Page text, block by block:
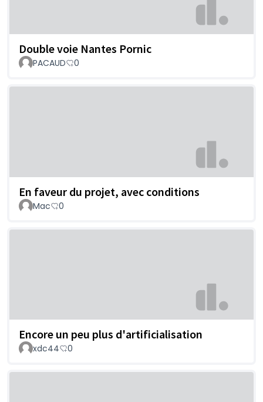
Double voie Nantes Pornic
PACAUD 0
En faveur du projet, avec conditions
Mac 0
Encore un peu plus d'artificialisation
xdc44 0